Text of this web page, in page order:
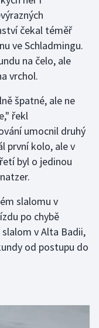
čekal téměř
ve Schladmingu.
na čelo, ale
vrchol.
špatné, ale ne
řekl
umocnil druhý
první kolo, ale v
byl o jedinou
slalomu v
po chybě
v Alta Badii,
od postupu do